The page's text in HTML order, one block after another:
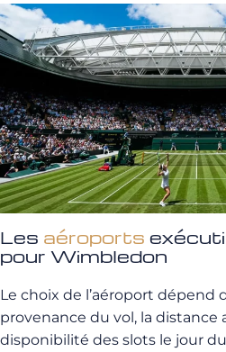
Les aéroports
pour Wimbledon
Le choix de l’aéroport dépend
provenance du vol, la distance
disponibilité des slots le jour